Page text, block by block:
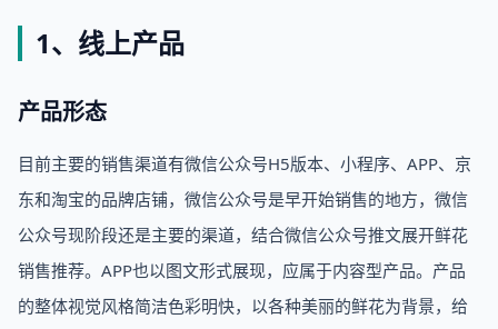
1、线上产品
产品形态
目前主要的销售渠道有微信公众号H5版本、小程序、APP、京
东和淘宝的品牌店铺，微信公众号是早开始销售的地方，微信
公众号现阶段还是主要的渠道，结合微信公众号推文展开鲜花
销售推荐。APP也以图文形式展现，应属于内容型产品。产品
的整体视觉风格简洁色彩明快，以各种美丽的鲜花为背景，给